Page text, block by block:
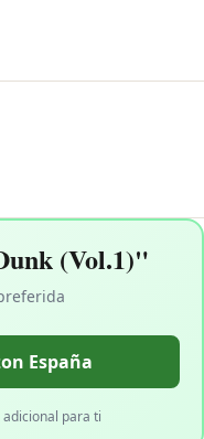
(Vol.1)"
España
adicional para ti